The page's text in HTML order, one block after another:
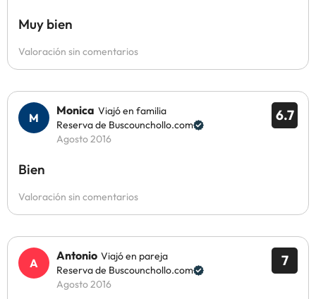
Muy bien
Valoración sin comentarios
6.7
Monica Viajó en familia
Reserva de Buscounchollo.com
Agosto 2016
Bien
Valoración sin comentarios
7
Antonio Viajó en pareja
Reserva de Buscounchollo.com
Agosto 2016